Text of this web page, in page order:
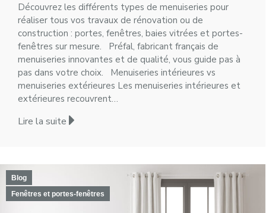
Découvrez les différents types de menuiseries pour
réaliser tous vos travaux de rénovation ou de
construction : portes, fenêtres, baies vitrées et portes-
fenêtres sur mesure. Préfal, fabricant français de
menuiseries innovantes et de qualité, vous guide pas à
pas dans votre choix. Menuiseries intérieures vs
menuiseries extérieures Les menuiseries intérieures et
extérieures recouvrent…
Lire la suite
Blog
Fenêtres et portes-fenêtres